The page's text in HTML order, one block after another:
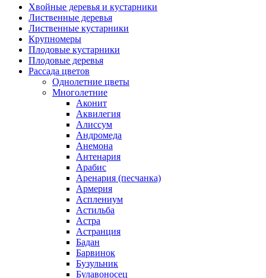
Хвойные деревья и кустарники
Лиственные деревья
Лиственные кустарники
Крупномеры
Плодовые кустарники
Плодовые деревья
Рассада цветов
Однолетние цветы
Многолетние
Аконит
Аквилегия
Алиссум
Андромеда
Анемона
Антенария
Арабис
Аренария (песчанка)
Армерия
Асплениум
Астильба
Астра
Астранция
Бадан
Барвинок
Бузульник
Булавоносец